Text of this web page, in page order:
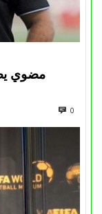
مضوي
0